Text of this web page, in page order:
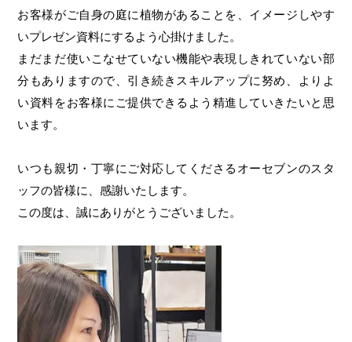
お客様がご自身の庭に植物があることを、イメージしやす
いプレゼン資料にするよう心掛けました。
まだまだ使いこなせていない機能や表現しきれていない部
分もありますので、引き続きスキルアップに努め、よりよ
い資料をお客様にご提供できるよう精進していきたいと思
います。
いつも親切・丁寧にご対応してくださるオーセブンのスタ
ッフの皆様に、感謝いたします。
この度は、誠にありがとうございました。